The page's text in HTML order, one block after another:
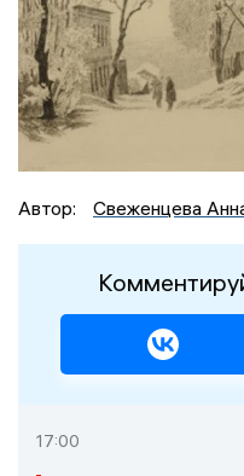
Автор: Свеженцева
17:00